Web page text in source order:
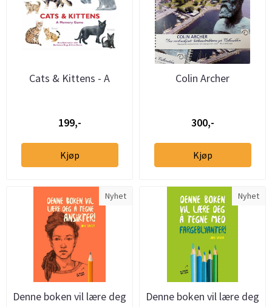
Cats & Kittens - A
199,-
Kjøp
Colin Archer
300,-
Kjøp
Nyhet
Denne boken vil lære deg
Nyhet
Denne boken vil lære deg